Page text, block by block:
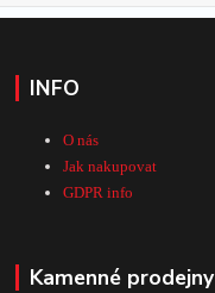
INFO
O nás
Jak nakupovat
GDPR info
Kamenné prodejny